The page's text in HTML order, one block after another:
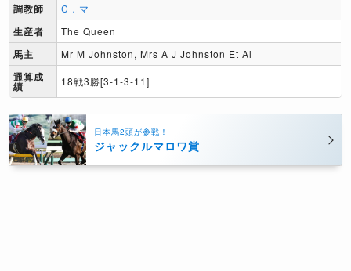
調教師 C．マー
生産者 The Queen
馬主 Mr M Johnston, Mrs A J Johnston Et Al
通算成
績 18戦3勝[3-1-3-11]
日本馬2頭が参戦！
ジャックルマロワ賞